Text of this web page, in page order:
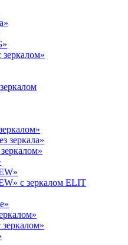
зеркалом»
зеркала»
с зеркалом ELIT